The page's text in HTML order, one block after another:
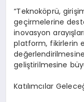
“Teknoköprü,
geçirmelerine
inovasyon
platform, fikirlerin
geliştirilmesine
Katılımcılar